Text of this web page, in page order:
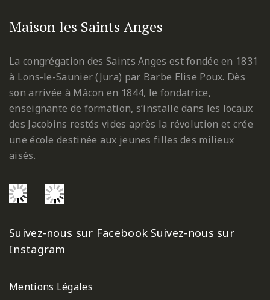
Maison les Saints Anges
La congrégation des Saints Anges est fondée en 1831
à Lons-le-Saunier (Jura) par Barbe Elise Poux. Dès
son arrivée à Mâcon en 1844, le fondatrice,
enseignante de formation, s’installe dans les locaux
des Jacobins restés vides après la révolution et crée
une école destinée aux jeunes filles des milieux
aisés.
Suivez-nous sur Facebook Suivez-nous sur
Instagram
Mentions Légales